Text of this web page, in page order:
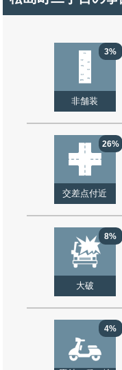
3%
非舗装
26%
交差点付近
8%
大破
4%